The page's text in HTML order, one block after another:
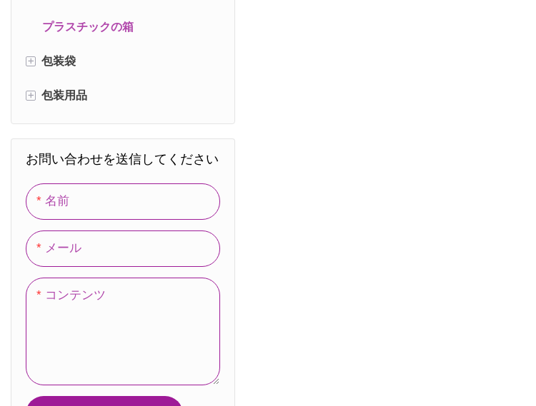
プラスチックの箱
+ 包装袋
紙袋
不織布バッグ
ベルベットバッグ
+ 包装用品
パッケージングタグ
包装ラベル
お問い合わせを送信してください
名前
メール
コンテンツ